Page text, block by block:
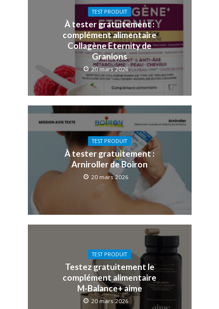
TEST PRODUIT
À tester gratuitement :
complément alimentaire
Collagène Eternity de
Granions
20 mars 2026
TEST PRODUIT
À tester gratuitement :
Arniroller de Boiron
20 mars 2026
TEST PRODUIT
Testez gratuitement le
complément alimentaire
M-Balance+ aime
20 mars 2026